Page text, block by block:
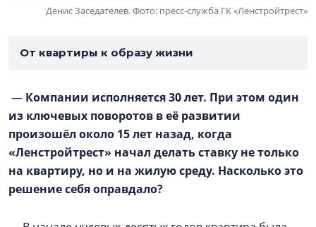
Денис Заседателев. Фото: пресс-служба ГК «Ленстройтрест»
От квартиры к образу жизни
— Компании исполняется 30 лет. При этом один
из ключевых поворотов в её развитии
произошёл около 15 лет назад, когда
«Ленстройтрест» начал делать ставку не только
на квартиру, но и на жилую среду. Насколько это
решение себя оправдало?